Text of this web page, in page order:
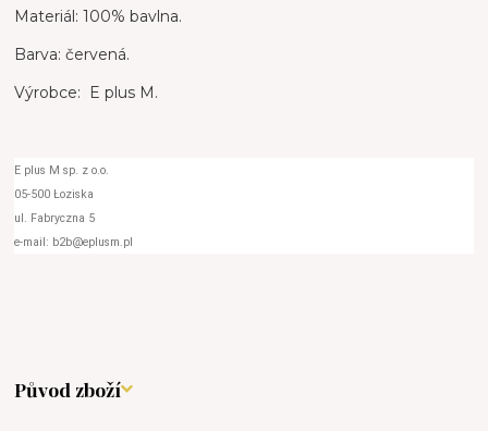
Materiál: 100% bavlna.
Barva: červená.
Výrobce: E plus M.
E plus M sp. z o.o.
05-500 Łoziska
ul. Fabryczna 5
e-mail: b2b@eplusm.pl
Původ zboží